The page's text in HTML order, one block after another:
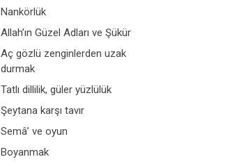
Nankörlük
Allah’ın Güzel Adları ve Şükür
Aç gözlü zenginlerden uzak
durmak
Tatlı dillilik, güler yüzlülük
Şeytana karşı tavır
Semâ’ ve oyun
Boyanmak